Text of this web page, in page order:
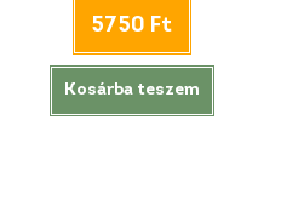
5750 Ft
Kosárba teszem